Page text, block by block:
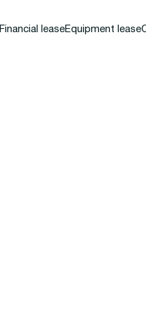
Financial leaseEquipment lease